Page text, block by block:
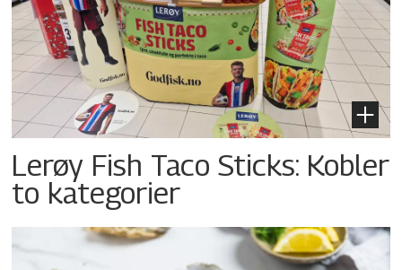
Lerøy Fish Taco Sticks: Kobler
to kategorier